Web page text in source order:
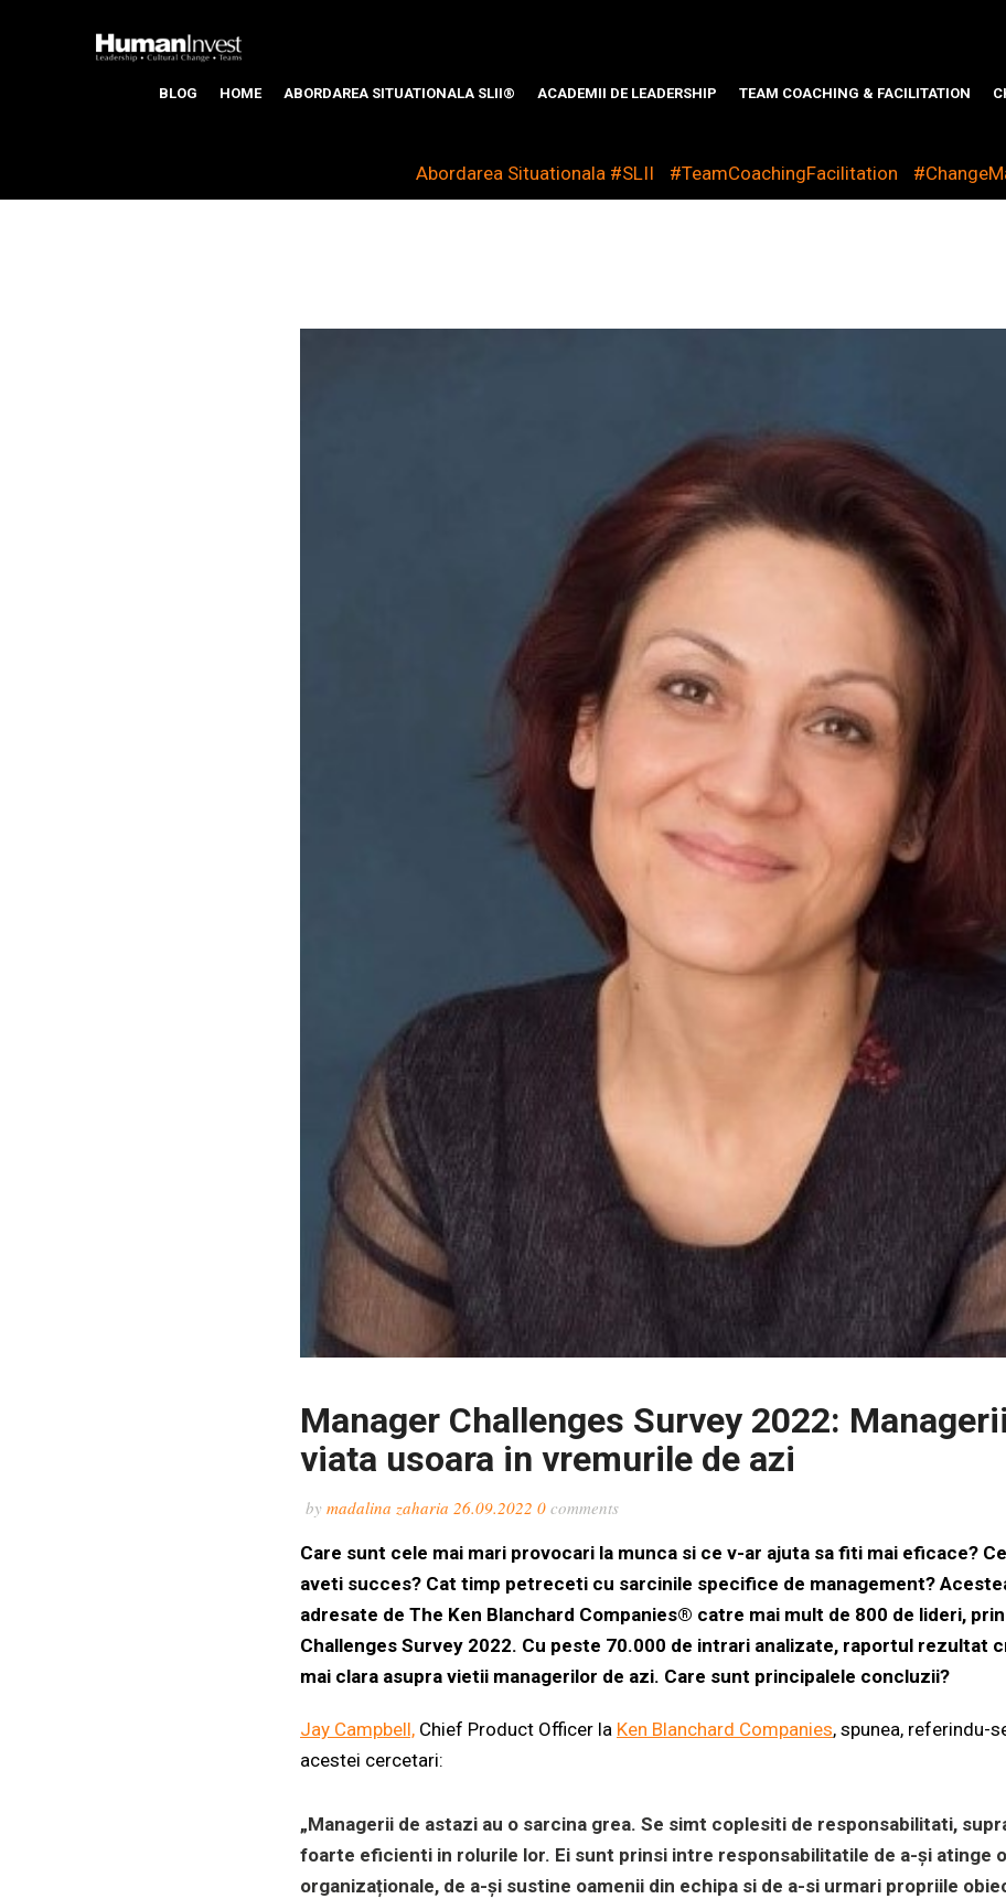
BLOG HOME ABORDAREA SITUATIONALA SLII® ACADEMII DE LEADERSHIP TEAM COACHING & FACILITATION
Abordarea Situationala #SLII #TeamCoachingFacilitation
Manager Challenges Survey 2022:
viata usoara in vremurile de azi
by madalina zaharia 26.09.2022 0 comments
Care sunt cele mai mari provocari la munca si ce v-ar ajuta sa fiti mai eficace?
aveti succes? Cat timp petreceti cu sarcinile specifice de management?
adresate de The Ken Blanchard Companies® catre mai mult de 800 de lideri,
Challenges Survey 2022. Cu peste 70.000 de intrari analizate, raportul rezultat
mai clara asupra vietii managerilor de azi. Care sunt principalele concluzii?
Jay Campbell, Chief Product Officer la Ken Blanchard Companies, spunea, referindu-
acestei cercetari:
„Managerii de astazi au o sarcina grea. Se simt coplesiti de responsabilitati,
foarte eficienti in rolurile lor. Ei sunt prinsi intre responsabilitatile de a-și atinge
organizaționale, de a-și sustine oamenii din echipa si de a-si urmari propriile